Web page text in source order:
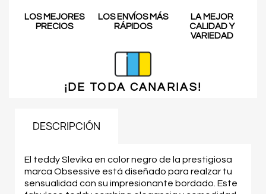
LOS MEJORES
PRECIOS
LOS ENVÍOS MÁS
RÁPIDOS
LA MEJOR
CALIDAD Y
VARIEDAD
¡DE TODA CANARIAS!
DESCRIPCIÓN
El teddy Slevika en color negro de la prestigiosa
marca Obsessive está diseñado para realzar tu
sensualidad con su impresionante bordado. Este